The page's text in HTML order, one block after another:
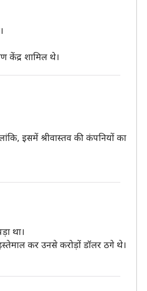
केंद्र शामिल थे।
इसमें श्रीवास्तव की कंपनियों का
था।
कर उनसे करोड़ों डॉलर ठगे थे।